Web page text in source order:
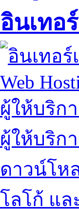
อินเทอ
Web
ผู้ให้บริก
ผู้ให้บริก
ดาวน์โห
โลโก้ แล